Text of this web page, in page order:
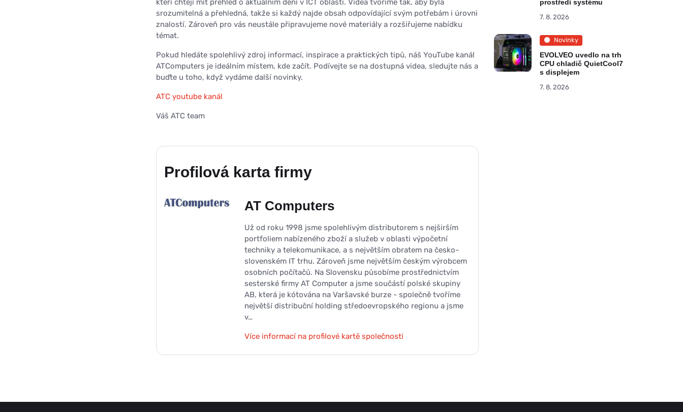
kteří chtějí mít přehled o aktuálním dění v ICT oblasti. Videa tvoříme tak, aby byla
srozumitelná a přehledná, takže si každý najde obsah odpovídající svým potřebám i úrovni
znalostí. Zároveň pro vás neustále připravujeme nové materiály a rozšiřujeme nabídku
témat.
Pokud hledáte spolehlivý zdroj informací, inspirace a praktických tipů, náš YouTube kanál
ATComputers je ideálním místem, kde začít. Podívejte se na dostupná videa, sledujte nás a
buďte u toho, když vydáme další novinky.
ATC youtube kanál
Váš ATC team
Profilová karta firmy
AT Computers
Už od roku 1998 jsme spolehlivým distributorem s nejširším
portfoliem nabízeného zboží a služeb v oblasti výpočetní
techniky a telekomunikace, a s největším obratem na česko-
slovenském IT trhu. Zároveň jsme největším českým výrobcem
osobních počítačů. Na Slovensku působíme prostřednictvím
sesterské firmy AT Computer a jsme součástí polské skupiny
AB, která je kótována na Varšavské burze - společně tvoříme
největší distribuční holding středoevropského regionu a jsme
v…
Více informací na profilové kartě společnosti
prostředí systému
7. 8. 2026
Novinky
EVOLVEO uvedlo na trh
CPU chladič QuietCool7
s displejem
7. 8. 2026